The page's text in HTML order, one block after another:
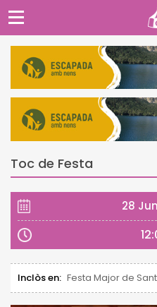
Toc de Festa
28
Inclòs en: Festa Major de